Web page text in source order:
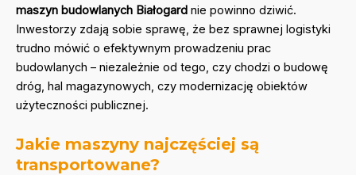
maszyn budowlanych Białogard nie powinno dziwić.
Inwestorzy zdają sobie sprawę, że bez sprawnej logistyki
trudno mówić o efektywnym prowadzeniu prac
budowlanych – niezależnie od tego, czy chodzi o budowę
dróg, hal magazynowych, czy modernizację obiektów
użyteczności publicznej.
Jakie maszyny najczęściej są
transportowane?